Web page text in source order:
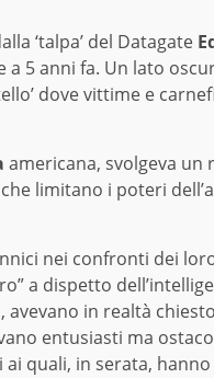
‘talpa’ del Datagate
5 anni fa. Un lato
dove vittime e
americana, svolgeva un
limitano i poteri
nei confronti dei
a dispetto
in realtà chiesto
entusiasti ma
quali, in serata,